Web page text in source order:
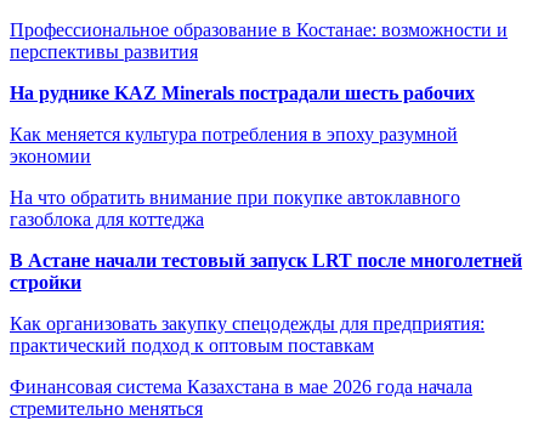
Профессиональное образование в Костанае: возможности и
перспективы развития
На руднике KAZ Minerals пострадали шесть рабочих
Как меняется культура потребления в эпоху разумной
экономии
На что обратить внимание при покупке автоклавного
газоблока для коттеджа
В Астане начали тестовый запуск LRT после многолетней
стройки
Как организовать закупку спецодежды для предприятия:
практический подход к оптовым поставкам
Финансовая система Казахстана в мае 2026 года начала
стремительно меняться